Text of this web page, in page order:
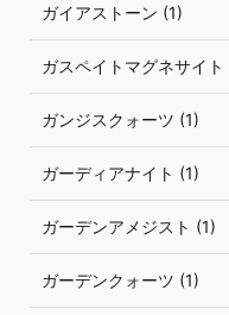
ガイアストーン (1)
ガスペイトマグネサイト
ガンジスクォーツ (1)
ガーディアナイト (1)
ガーデンアメジスト (1)
ガーデンクォーツ (1)